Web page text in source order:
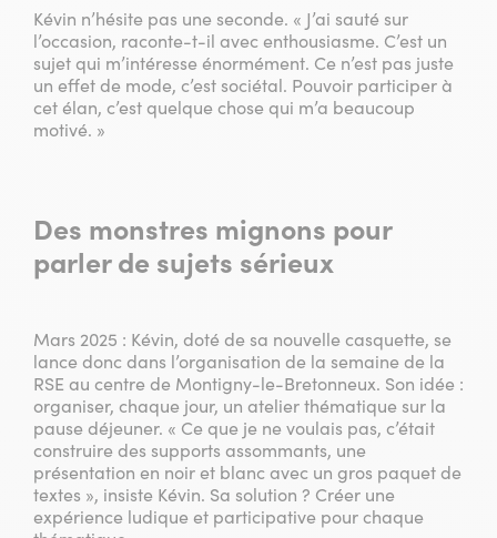
Kévin n’hésite pas une seconde. « J’ai sauté sur
l’occasion, raconte-t-il avec enthousiasme. C’est un
sujet qui m’intéresse énormément. Ce n’est pas juste
un effet de mode, c’est sociétal. Pouvoir participer à
cet élan, c’est quelque chose qui m’a beaucoup
motivé. »
Des monstres mignons pour
parler de sujets sérieux
Mars 2025 : Kévin, doté de sa nouvelle casquette, se
lance donc dans l’organisation de la semaine de la
RSE au centre de Montigny-le-Bretonneux. Son idée :
organiser, chaque jour, un atelier thématique sur la
pause déjeuner. « Ce que je ne voulais pas, c’était
construire des supports assommants, une
présentation en noir et blanc avec un gros paquet de
textes », insiste Kévin. Sa solution ? Créer une
expérience ludique et participative pour chaque